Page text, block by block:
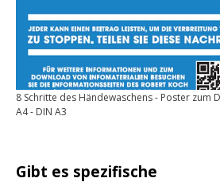
8 Schritte des Händewaschens - Poster zum
A4 - DIN A3
Gibt es spezifische